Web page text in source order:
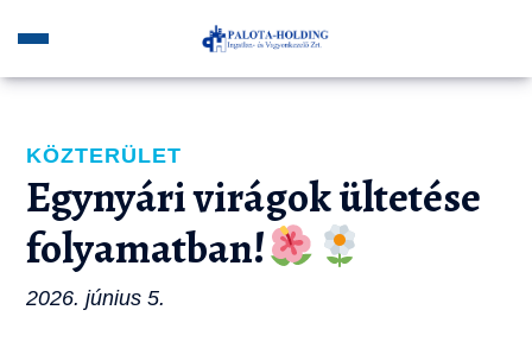
KÖZTERÜLET
Egynyári virágok ültetése
folyamatban!
2026. június 5.